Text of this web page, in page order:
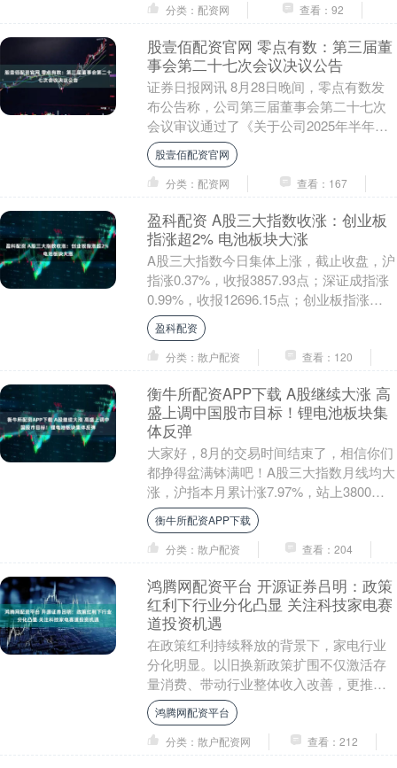
分类：配资网 查看：92
股壹佰配资官网 零点有数：第三届董
事会第二十七次会议决议公告
证券日报网讯 8月28日晚间，零点有数发
布公告称，公司第三届董事会第二十七次
会议审议通过了《关于公司2025年半年度
报告全文及其摘要的议案》等多项议
案。....
股壹佰配资官网
分类：配资网
查看：167
盈科配资 A股三大指数收涨：创业板
指涨超2% 电池板块大涨
A股三大指数今日集体上涨，截止收盘，沪
指涨0.37%，收报3857.93点；深证成指涨
0.99%，收报12696.15点；创业板指涨
2.23%，收报2890.1....
盈科配资
分类：散户配资
查看：120
衡牛所配资APP下载 A股继续大涨 高
盛上调中国股市目标！锂电池板块集
体反弹
大家好，8月的交易时间结束了，相信你们
都挣得盆满钵满吧！A股三大指数月线均大
涨，沪指本月累计涨7.97%，站上3800
点，创10年新高；深成指涨15.32%，创....
衡牛所配资APP下载
分类：散户配资
查看：204
鸿腾网配资平台 开源证券吕明：政策
红利下行业分化凸显 关注科技家电赛
道投资机遇
在政策红利持续释放的背景下，家电行业
分化明显。以旧换新政策扩围不仅激活存
量消费、带动行业整体收入改善，更推动
行业向智能化、绿色化转型。同时，白色
家电、科技家电等....
鸿腾网配资平台
分类：散户配资网
查看：212